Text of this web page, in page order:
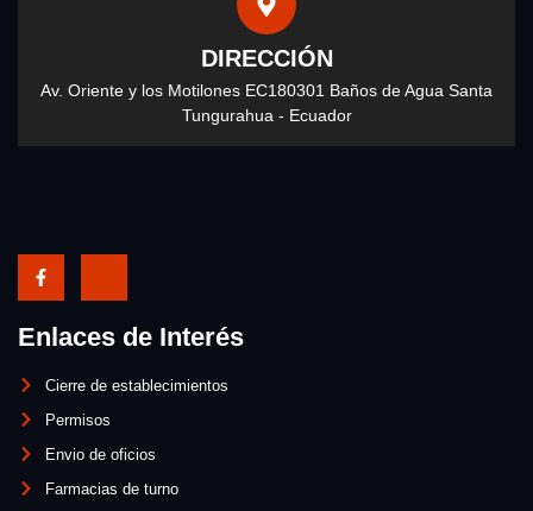
DIRECCIÓN
Av. Oriente y los Motilones EC180301 Baños de Agua Santa
Tungurahua - Ecuador
Enlaces de Interés
Cierre de establecimientos
Permisos
Envio de oficios
Farmacias de turno